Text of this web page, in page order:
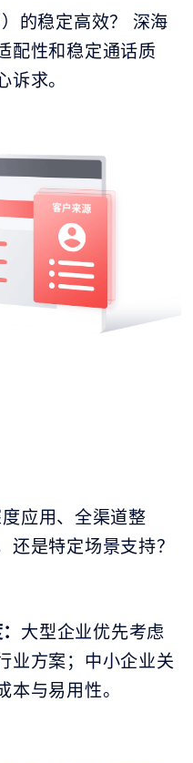
的稳定高效？ 深海
配性和稳定通话质
求。
应用、全渠道整
是特定场景支持？
大型企业优先考虑
业方案；中小企业关
与易用性。